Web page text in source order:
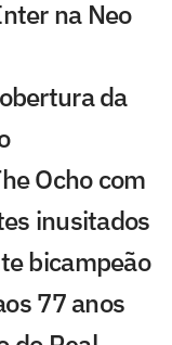
na Neo
da
Ocho com
inusitados
bicampeão
77 anos